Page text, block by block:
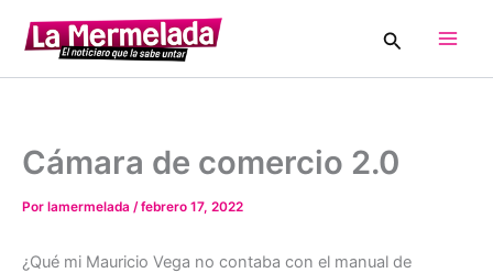
contenido
Buscar
Cámara de comercio 2.0
Por lamermelada /febrero 17, 2022
¿Qué mi Mauricio Vega no contaba con el manual de